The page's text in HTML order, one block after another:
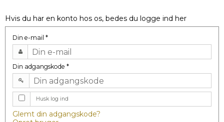
Hvis du har en konto hos os, bedes du logge ind her
Din e-mail *
Din adgangskode *
Husk log ind
Glemt din adgangskode?